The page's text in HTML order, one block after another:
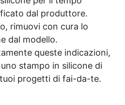
Parte A: 12 mesi |
Temperatura di
5 °C – 35 °C +
A: 20 kg Parte B: 17
Scaricare la scheda
per ogni fase del ciclo.
con pelle e occhi. In caso
la pelle, lavare con un
dal produttore.
rimuovi con cura lo
dal modello.
queste indicazioni,
stampo in silicone di
progetti di fai-da-te.